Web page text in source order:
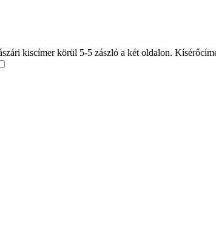
kiscímer körül 5-5 zászló a két oldalon.